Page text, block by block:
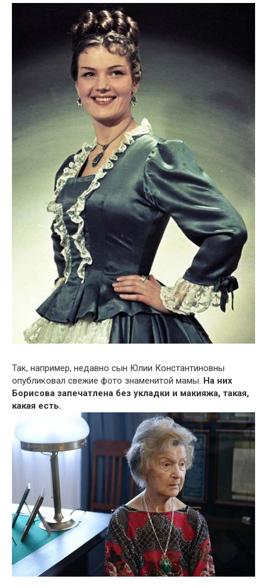
Так, например, недавно сын Юлии Константиновны
опубликовал свежие фото знаменитой мамы. На них
Борисова запечатлена без укладки и макияжа, такая,
какая есть.